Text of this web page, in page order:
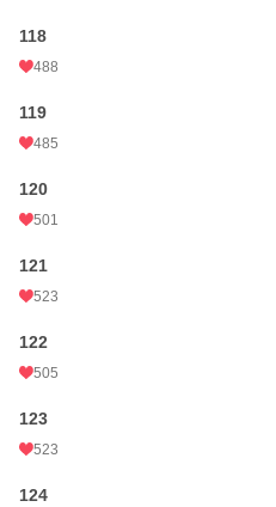
118
488
119
485
120
501
121
523
122
505
123
523
124